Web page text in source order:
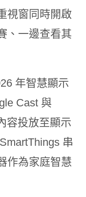
視窗同時開啟
、一邊查看其
年智慧顯示
Cast 與
容投放至顯示
串
作為家庭智慧